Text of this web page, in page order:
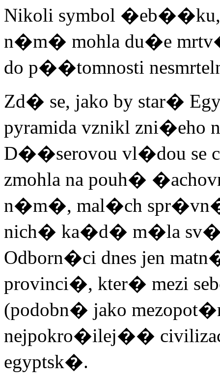
Nikoli symbol
n�m� mohla du�e
do p��tomnosti
Zd� se, jako by star�
pyramida vznikl zni�eho
D��serovou vl�dou se
zmohla na pouh�
n�m�, mal�ch
nich� ka�d� m�la sv�
Odborn�ci dnes jen
provinci�, kter� mezi
(podobn� jako
nejpokro�ilej��
egyptsk�.